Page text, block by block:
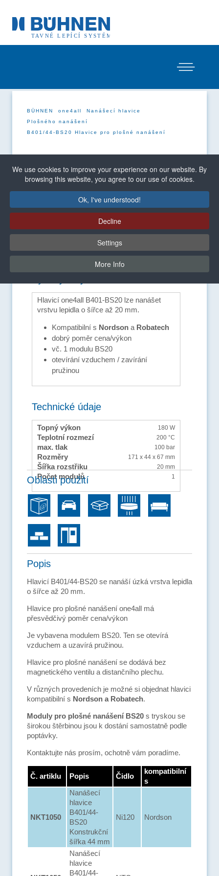
BÜHNEN one4all
Nanášecí hlavice
Plošného nanášení
B401/44-BS20 Hlavice pro plošné nanášení
B401/44-BS20 Hlavice pro plošné
nanášení
Hlavicí one4all B401-BS20 lze nanášet
vrstvu lepidla o šířce až 20 mm.
Kompatibilní s Nordson a Robatech
dobrý poměr cena/výkon
vč. 1 modulu BS20
otevírání vzduchem / zavírání
pružinou
Technické údaje
Topný výkon 180 W
Teplotní rozmezí 200 °C
max. tlak 100 bar
Rozměry 171 x 44 x 67 mm
Šířka rozstřiku 20 mm
Počet modulů 1
Oblasti použití
Popis
Hlavicí B401/44-BS20 se nanáší úzká vrstva lepidla
o šířce až 20 mm.
Hlavice pro plošné nanášení one4all má
přesvědčivý poměr cena/výkon
Je vybavena modulem BS20. Ten se otevírá
vzduchem a uzavírá pružinou.
Hlavice pro plošné nanášení se dodává bez
magnetického ventilu a distančního plechu.
V různých provedeních je možné si objednat hlavici
kompatibilní s Nordson a Robatech.
Moduly pro plošné nanášení BS20 s tryskou se
širokou štěrbinou jsou k dostání samostatně podle
poptávky.
Kontaktujte nás prosím, ochotně vám poradíme.
Č. artiklu Popis Čidlo
kompatibilní
s
NKT1050
Nanášecí
hlavice
B401/44-
BS20
Konstrukční
šířka 44 mm
Ni120 Nordson
Nanášecí
hlavice
B401/44-
We use cookies to improve your experience on our website. By
browsing this website, you agree to our use of cookies.
Ok, I've understood!
Decline
Settings
More Info